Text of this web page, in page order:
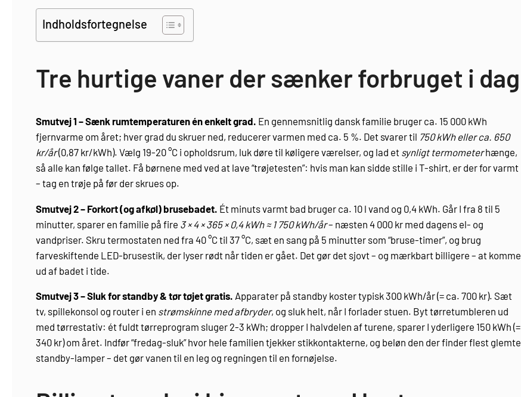
Indholdsfortegnelse
Tre hurtige vaner der sænker forbruget i dag
Smutvej 1 – Sænk rumtemperaturen én enkelt grad. En gennemsnitlig dansk familie bruger ca. 15 000 kWh
fjernvarme om året; hver grad du skruer ned, reducerer varmen med ca. 5 %. Det svarer til 750 kWh eller ca. 650
kr/år(0,87 kr/kWh). Vælg 19-20 °C i opholdsrum, luk døre til køligere værelser, og lad et synligt termometerhænge,
så alle kan følge tallet. Få børnene med ved at lave “trøjetesten”: hvis man kan sidde stille i T-shirt, er der for varmt
– tag en trøje på før der skrues op.
Smutvej 2 – Forkort (og afkøl) brusebadet. Ét minuts varmt bad bruger ca. 10 l vand og 0,4 kWh. Går I fra 8 til 5
minutter, sparer en familie på fire 3 × 4 × 365 × 0,4 kWh ≈ 1 750 kWh/år– næsten 4 000 kr med dagens el- og
vandpriser. Skru termostaten ned fra 40 °C til 37 °C, sæt en sang på 5 minutter som “bruse-timer”, og brug
farveskiftende LED-brusestik, der lyser rødt når tiden er gået. Det gør det sjovt – og mærkbart billigere – at komme
ud af badet i tide.
Smutvej 3 – Sluk for standby & tør tøjet gratis. Apparater på standby koster typisk 300 kWh/år (= ca. 700 kr). Sæt
tv, spillekonsol og router i en strømskinne med afbryder, og sluk helt, når I forlader stuen. Byt tørretumbleren ud
med tørrestativ: ét fuldt tørreprogram sluger 2-3 kWh; dropper I halvdelen af turene, sparer I yderligere 150 kWh (=
340 kr) om året. Indfør “fredag-sluk” hvor hele familien tjekker stikkontakterne, og beløn den der finder flest glemte
standby-lamper – det gør vanen til en leg og regningen til en fornøjelse.